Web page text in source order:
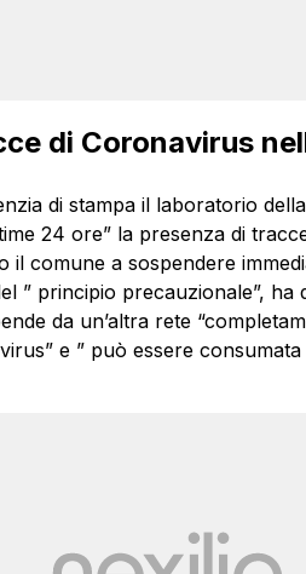
di Coronavirus
di stampa il laboratorio
24 ore” la presenza di
il comune a sospendere
” principio precauzionale”, ha
da un’altra rete
e ” può essere